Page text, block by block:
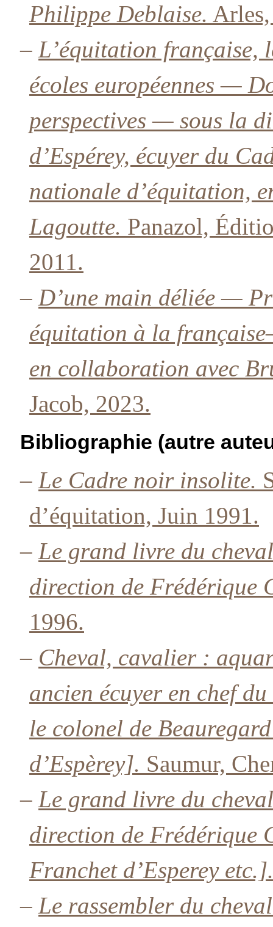
Philippe Deblaise.
– L’équitation française,
écoles européennes —
perspectives — sous la
d’Espérey, écuyer du
nationale d’équitation,
Lagoutte. Panazol,
2011.
– D’une main déliée —
équitation à la
en collaboration avec
Jacob, 2023.
Bibliographie (autre
– Le Cadre noir insolite.
d’équitation, Juin 1991.
– Le grand livre du
direction de Frédérique
1996.
– Cheval, cavalier :
ancien écuyer en chef
le colonel de
d’Espèrey]. Saumur,
– Le grand livre du
direction de Frédérique
Franchet d’Esperey etc.].
– Le rassembler du